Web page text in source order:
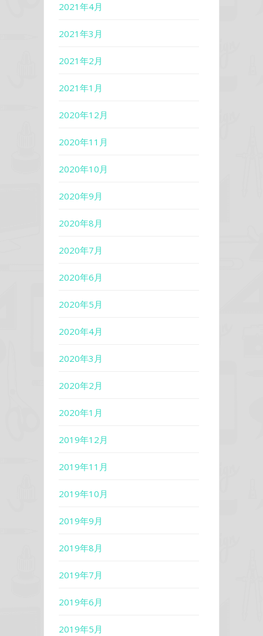
2021年4月
2021年3月
2021年2月
2021年1月
2020年12月
2020年11月
2020年10月
2020年9月
2020年8月
2020年7月
2020年6月
2020年5月
2020年4月
2020年3月
2020年2月
2020年1月
2019年12月
2019年11月
2019年10月
2019年9月
2019年8月
2019年7月
2019年6月
2019年5月